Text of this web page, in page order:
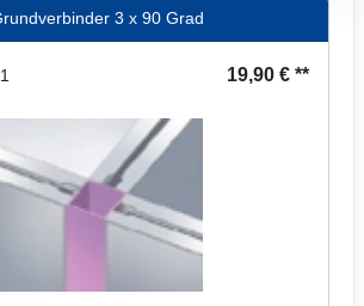
3 x 90 Grad
19,90 € **